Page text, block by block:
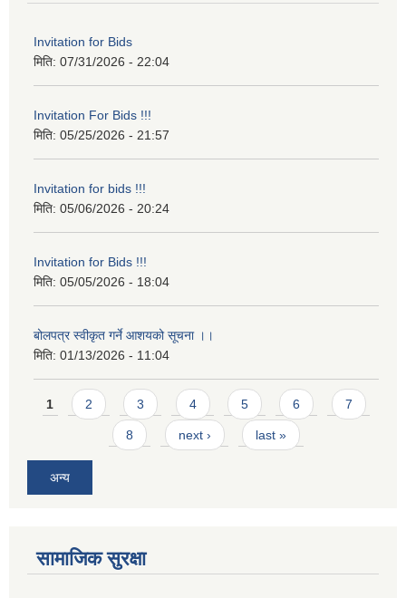
Invitation for Bids
मिति: 07/31/2026 - 22:04
Invitation For Bids !!!
मिति: 05/25/2026 - 21:57
Invitation for bids !!!
मिति: 05/06/2026 - 20:24
Invitation for Bids !!!
मिति: 05/05/2026 - 18:04
बोलपत्र स्वीकृत गर्ने आशयको सूचना ।।
मिति: 01/13/2026 - 11:04
Pages
1 2 3 4 5 6 7
8 next › last »
अन्य
सामाजिक सुरक्षा